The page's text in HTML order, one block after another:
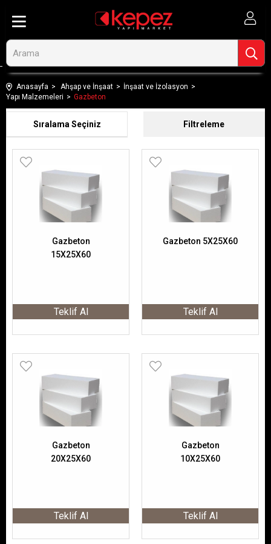
Anasayfa Ahşap ve İnşaat
İnşaat ve İzolasyon
Yapı Malzemeleri
Gazbeton
Filtreleme
Sıralama
Gazbeton
15X25X60
Teklif Al
Gazbeton 5X25X60
Teklif Al
Gazbeton
20X25X60
Teklif Al
Gazbeton
10X25X60
Teklif Al